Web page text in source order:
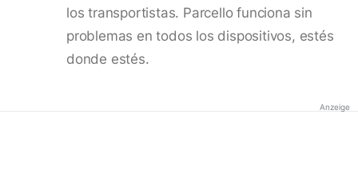
los transportistas. Parcello funciona sin
problemas en todos los dispositivos, estés
donde estés.
Anzeige